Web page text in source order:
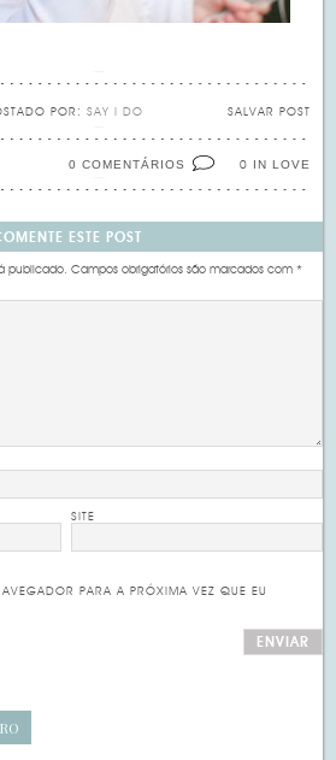
SALVAR POST
POR: SAY I DO
0 IN LOVE
0 COMENTÁRIOS
ESTE POST
publicado. Campos obrigatórios são marcados com*
SITE
PARA A PRÓXIMA VEZ QUE EU